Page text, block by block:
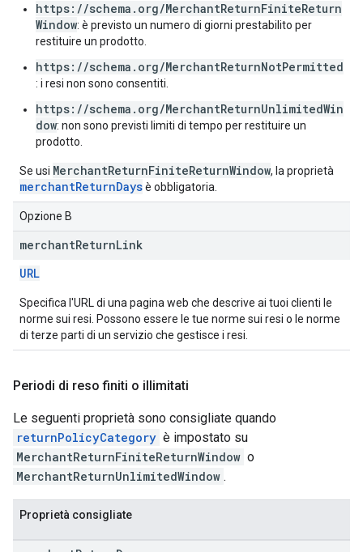
https://schema.org/MerchantReturnFiniteReturn
Window: è previsto un numero di giorni prestabilito per
restituire un prodotto.
https://schema.org/MerchantReturnNotPermitted
: i resi non sono consentiti.
https://schema.org/MerchantReturnUnlimitedWin
dow: non sono previsti limiti di tempo per restituire un
prodotto.
Se usi MerchantReturnFiniteReturnWindow, la proprietà
merchantReturnDaysè obbligatoria.
Opzione B
merchantReturnLink
URL
Specifica l'URL di una pagina web che descrive ai tuoi clienti le
norme sui resi. Possono essere le tue norme sui resi o le norme
di terze parti di un servizio che gestisce i resi.
Periodi di reso finiti o illimitati
Le seguenti proprietà sono consigliate quando
returnPolicyCategory è impostato su
MerchantReturnFiniteReturnWindow o
MerchantReturnUnlimitedWindow .
Proprietà consigliate